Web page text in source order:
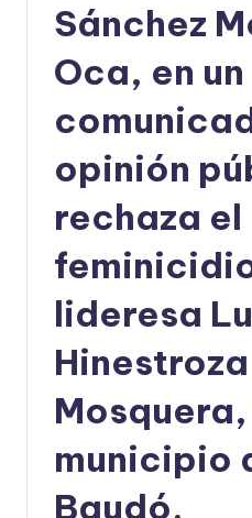
Sánchez
Oca, en un
opinión
rechaza el
lideresa
Hinestroza
Mosquera,
municipio
Baudó.